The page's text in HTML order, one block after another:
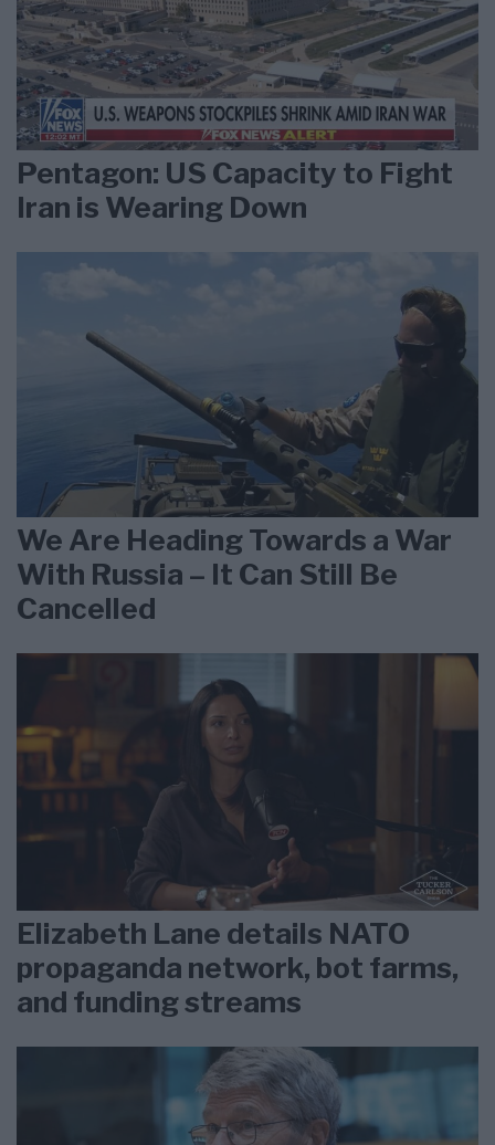
Pentagon: US Capacity to Fight
Iran is Wearing Down
We Are Heading Towards a War
With Russia – It Can Still Be
Cancelled
Elizabeth Lane details NATO
propaganda network, bot farms,
and funding streams